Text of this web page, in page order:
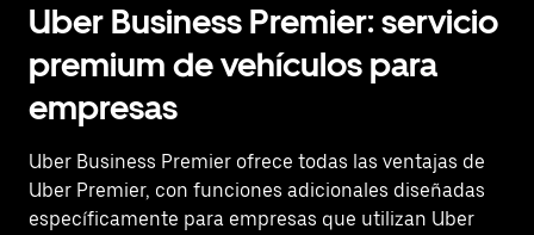
Uber Business Premier: servicio
premium de vehículos para
empresas
Uber Business Premier ofrece todas las ventajas de
Uber Premier, con funciones adicionales diseñadas
específicamente para empresas que utilizan Uber